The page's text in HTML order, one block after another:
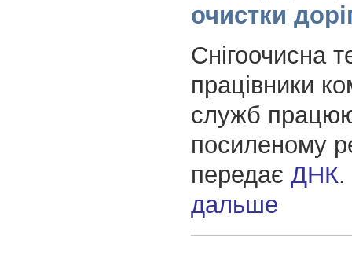
очистки
Снігоочисна
працівники
служб
посиленому
передає ДНК.
дальше